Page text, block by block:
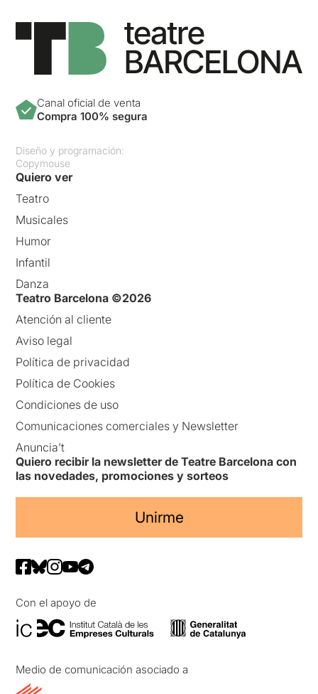
Canal oficial de venta
Compra 100% segura
Diseño y programación:
Copymouse
Quiero ver
Teatro
Musicales
Humor
Infantil
Danza
Teatro Barcelona ©2026
Atención al cliente
Aviso legal
Política de privacidad
Política de Cookies
Condiciones de uso
Comunicaciones comerciales y Newsletter
Anuncia’t
Quiero recibir la newsletter de Teatre Barcelona con
las novedades, promociones y sorteos
Unirme
Con el apoyo de
Medio de comunicación asociado a